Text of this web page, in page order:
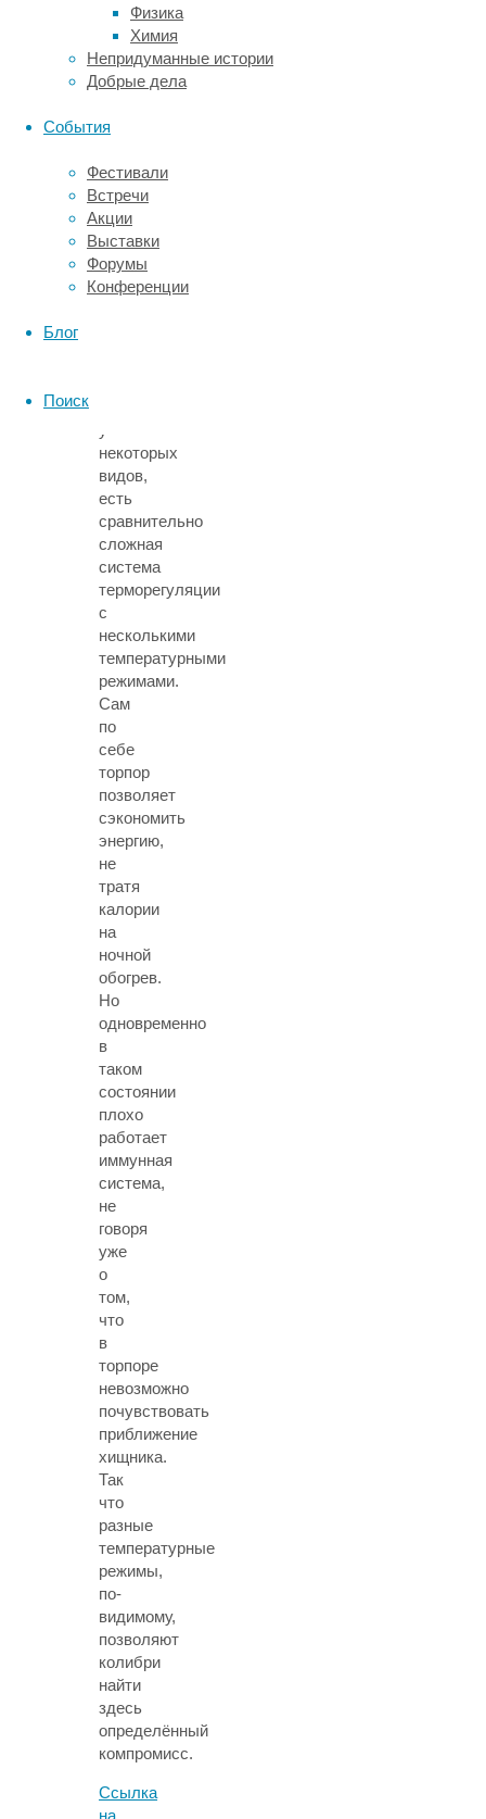
Физика
Химия
Непридуманные истории
Добрые дела
События
Фестивали
Встречи
Акции
Выставки
Форумы
Конференции
Блог
Поиск
глубокий
торпор,
иногда
ограничиваются
а
вообще
обходятся
без
торпора.
То
есть
некоторых
видов,
есть
сравнительно
сложная
система
терморегуляции
с
несколькими
температурными
режимами.
Сам
по
себе
торпор
позволяет
сэкономить
энергию,
не
тратя
калории
на
ночной
обогрев.
Но
одновременно
в
таком
состоянии
плохо
работает
иммунная
система,
не
говоря
уже
о
том,
что
в
торпоре
невозможно
почувствовать
приближение
хищника.
Так
что
разные
температурные
режимы,
по-
видимому,
позволяют
колибри
найти
здесь
определённый
компромисс.
Ссылка